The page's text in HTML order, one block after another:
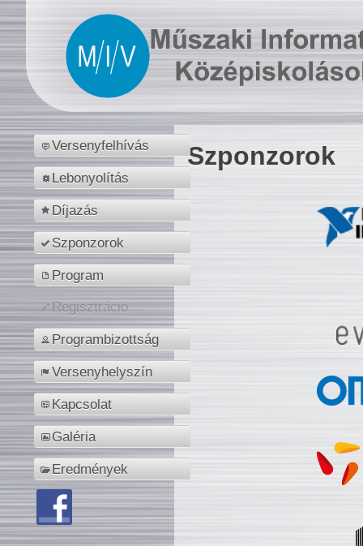
Versenyfelhívás
Lebonyolítás
Díjazás
Szponzorok
Program
Regisztráció
Programbizottság
Versenyhelyszín
Kapcsolat
Galéria
Eredmények
Szponzorok